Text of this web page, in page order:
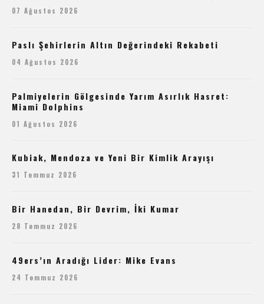
07 Ağustos 2026
Paslı Şehirlerin Altın Değerindeki Rekabeti
04 Ağustos 2026
Palmiyelerin Gölgesinde Yarım Asırlık Hasret:
Miami Dolphins
01 Ağustos 2026
Kubiak, Mendoza ve Yeni Bir Kimlik Arayışı
31 Temmuz 2026
Bir Hanedan, Bir Devrim, İki Kumar
28 Temmuz 2026
49ers’ın Aradığı Lider: Mike Evans
24 Temmuz 2026